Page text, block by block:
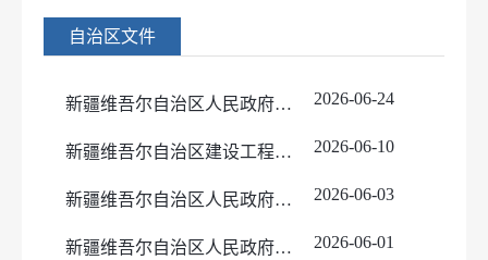
国民经济和社会发展规划
专项规划
政府工作报告
财政预决算
政府集中采购
依据条件程序
行政许可和其他对外管理服务信息
自治区文件
新疆维吾尔自治区人民政府办公厅关于印发《新疆维吾尔自治区粮食收购管理办法》的通知 2026-06-24
新疆维吾尔自治区建设工程造价管理办法 2026-06-10
新疆维吾尔自治区人民政府办公厅关于印发《加快推进自治区营利性服务业高质量发展的若干措施（2026-2028年）》的通知 2026-06-03
新疆维吾尔自治区人民政府办公厅印发《关于推动经济稳中向好的若干措施》的通知 2026-06-01